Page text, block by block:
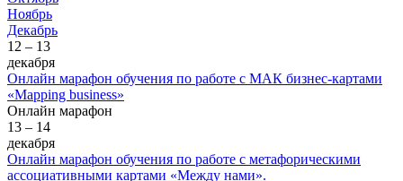
Ноябрь
Декабрь
12 – 13
декабря
Онлайн марафон обучения по работе с МАК бизнес-картами
«Mapping business»
Онлайн марафон
13 – 14
декабря
Онлайн марафон обучения по работе с метафорическими
ассоциативными картами «Между нами».